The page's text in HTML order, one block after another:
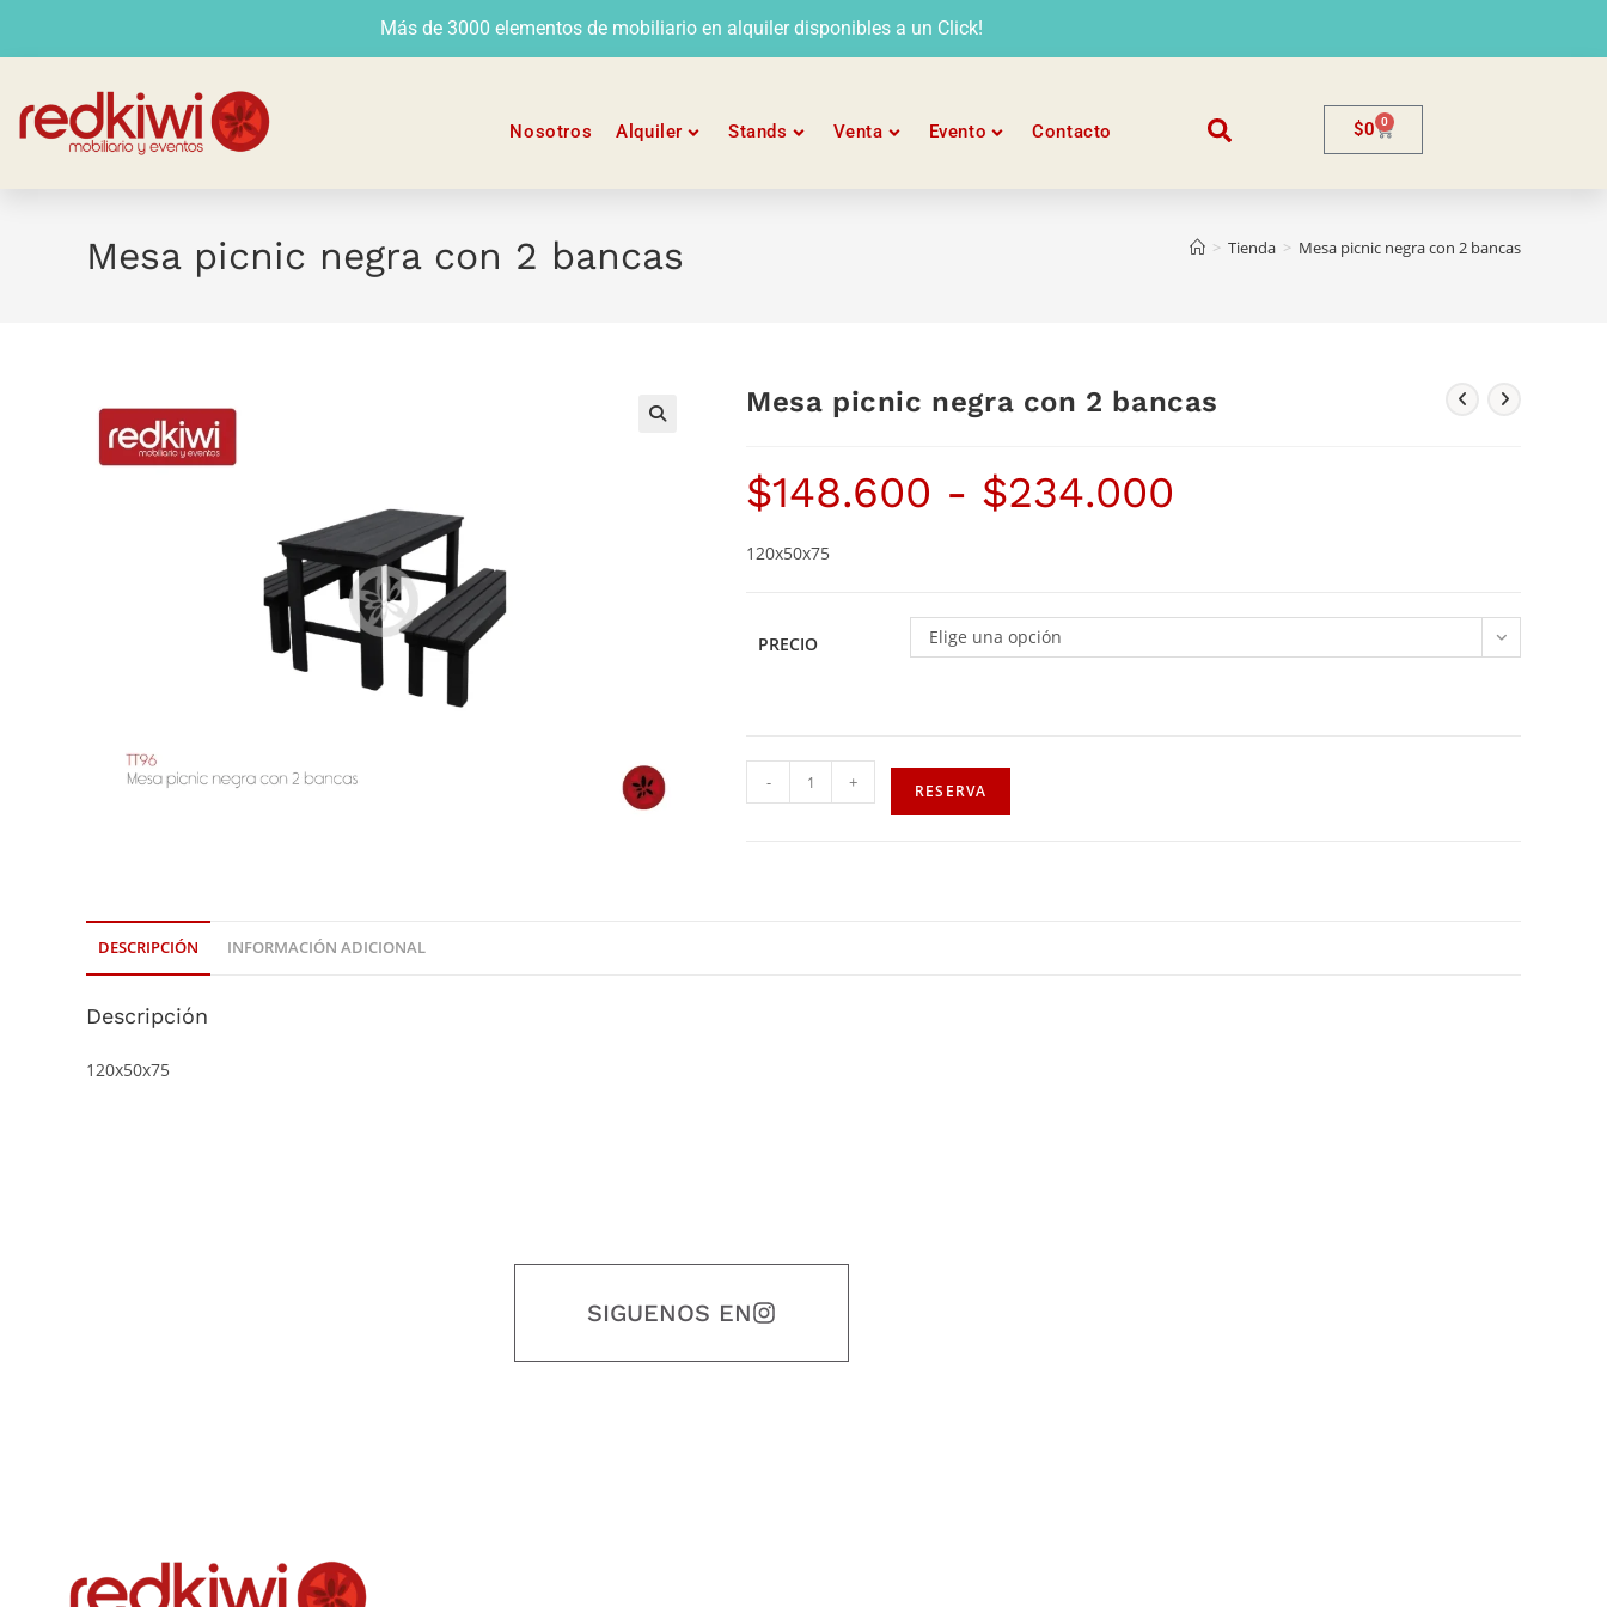
Más de 3000 elementos de mobiliario en alquiler disponibles a un Click!
Nosotros Alquiler Stands Venta Evento Contacto $0 0
Mesa picnic negra con 2 bancas > Tienda > Mesa picnic negra con 2 bancas
Mesa picnic negra con 2 bancas
$148.600 - $234.000
120x50x75
PRECIO Elige una opción
- + RESERVA
DESCRIPCIÓN INFORMACIÓN ADICIONAL
Descripción
120x50x75
SIGUENOS EN